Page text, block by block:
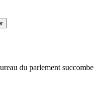
du parlement succombe